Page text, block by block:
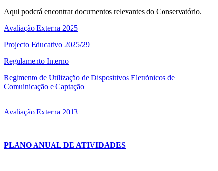
Aqui poderá encontrar documentos relevantes do Conservatório.
Avaliação Externa 2025
Projecto Educativo 2025/29
Regulamento Interno
Regimento de Utilização de Dispositivos Eletrónicos de
Comuinicação e Captação
Avaliação Externa 2013
PLANO ANUAL DE ATIVIDADES